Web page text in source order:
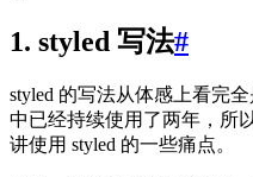
1. styled 写法#
styled 的写法从体感上看完
中已经持续使用了两年，所
讲使用 styled 的一些痛点。